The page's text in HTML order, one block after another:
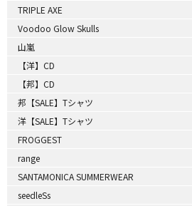
TRIPLE AXE
Voodoo Glow Skulls
山嵐
【洋】CD
【邦】CD
邦【SALE】Tシャツ
洋【SALE】Tシャツ
FROGGEST
range
SANTAMONICA SUMMERWEAR
seedleSs